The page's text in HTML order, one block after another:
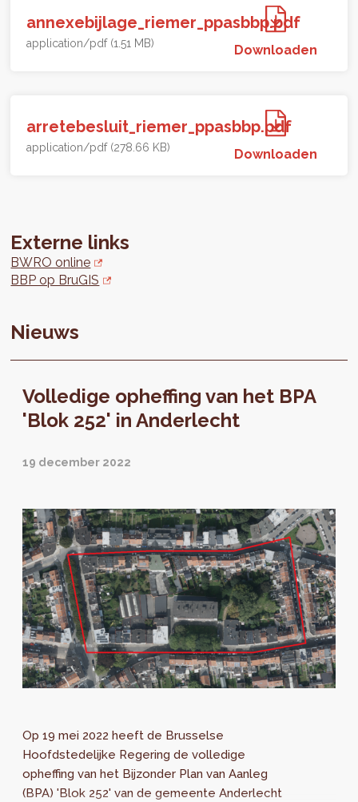
annexebijlage_riemer_ppasbbp.pdf
application/pdf (1.51 MB) Downloaden
arretebesluit_riemer_ppasbbp.pdf
application/pdf (278.66 KB) Downloaden
Externe links
BWRO online
BBP op BruGIS
Nieuws
Volledige opheffing van het BPA
'Blok 252' in Anderlecht
19 december 2022
Op 19 mei 2022 heeft de Brusselse
Hoofdstedelijke Regering de volledige
opheffing van het Bijzonder Plan van Aanleg
(BPA) 'Blok 252' van de gemeente Anderlecht